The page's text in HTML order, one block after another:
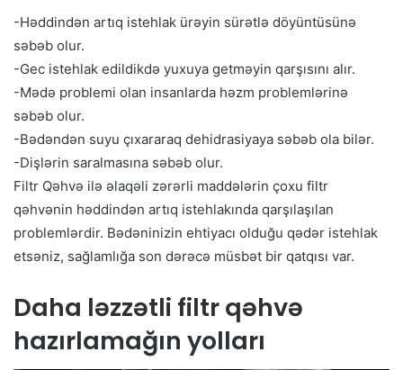
-Həddindən artıq istehlak ürəyin sürətlə döyüntüsünə
səbəb olur.
-Gec istehlak edildikdə yuxuya getməyin qarşısını alır.
-Mədə problemi olan insanlarda həzm problemlərinə
səbəb olur.
-Bədəndən suyu çıxararaq dehidrasiyaya səbəb ola bilər.
-Dişlərin saralmasına səbəb olur.
Filtr Qəhvə ilə əlaqəli zərərli maddələrin çoxu filtr
qəhvənin həddindən artıq istehlakında qarşılaşılan
problemlərdir. Bədəninizin ehtiyacı olduğu qədər istehlak
etsəniz, sağlamlığa son dərəcə müsbət bir qatqısı var.
Daha ləzzətli filtr qəhvə
hazırlamağın yolları